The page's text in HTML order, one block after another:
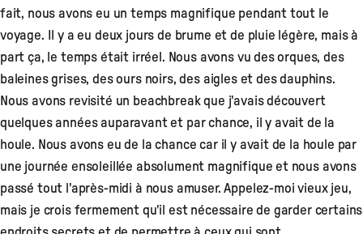
fait, nous avons eu un temps magnifique pendant tout le
voyage. Il y a eu deux jours de brume et de pluie légère, mais à
part ça, le temps était irréel. Nous avons vu des orques, des
baleines grises, des ours noirs, des aigles et des dauphins.
Nous avons revisité un beachbreak que j'avais découvert
quelques années auparavant et par chance, il y avait de la
houle. Nous avons eu de la chance car il y avait de la houle par
une journée ensoleillée absolument magnifique et nous avons
passé tout l'après-midi à nous amuser. Appelez-moi vieux jeu,
mais je crois fermement qu'il est nécessaire de garder certains